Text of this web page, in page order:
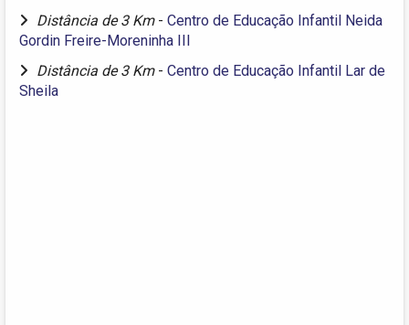
Distância de 3 Km - Centro de Educação Infantil Neida
Gordin Freire-Moreninha III
Distância de 3 Km - Centro de Educação Infantil Lar de
Sheila